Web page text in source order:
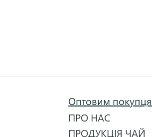
Оптовим
ПРО НАС
ПРОДУКЦІЯ ЧАЙ